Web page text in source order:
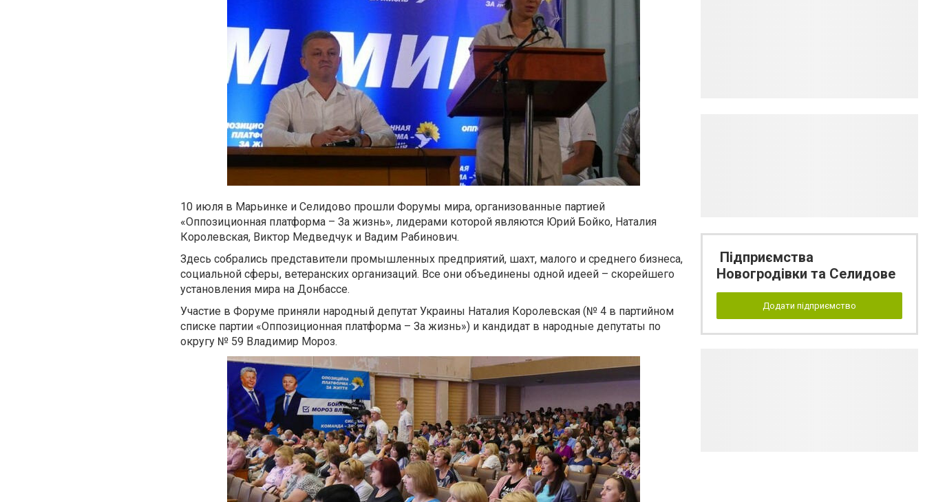
10 июля в Марьинке и Селидово прошли Форумы мира, организованные партией
«Оппозиционная платформа – За жизнь», лидерами которой являются Юрий Бойко, Наталия
Королевская, Виктор Медведчук и Вадим Рабинович.
Здесь собрались представители промышленных предприятий, шахт, малого и среднего бизнеса,
социальной сферы, ветеранских организаций. Все они объединены одной идеей – скорейшего
установления мира на Донбассе.
Участие в Форуме приняли народный депутат Украины Наталия Королевская (№ 4 в партийном
списке партии «Оппозиционная платформа – За жизнь») и кандидат в народные депутаты по
округу № 59 Владимир Мороз.
Підприємства
Новогродівки та Селидове
Додати підприємство